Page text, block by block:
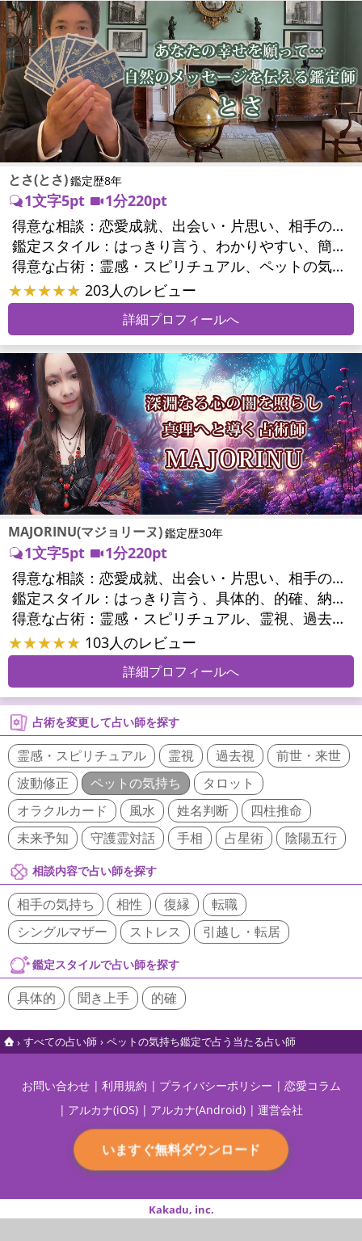
とさ(とさ)鑑定歴8年
1文字5pt
1分220pt
得意な相談：
恋愛成就、出会い・片思い、相手の気持ち、相性、縁結び、結婚、男心・女心、二人の今後、複雑な恋愛、三角関係、略奪愛、浮気、不倫、復活愛、復縁、離婚、同性愛・LGBT、人間関係、職場の人間関係、対人関係、仕事運、天職、転職、進路、就職、人生全般、経営相談、人事、夢、目標、ビジネスチャンス、ビジネスパートナー、パワーハラスメント、セクシャルハラスメント、家族関係、夫婦関係、家庭問題、夫婦問題、親族問題、育児・子育て、相続関係、美容、精神問題、心の問題、うつ、トラウマ、ストレス、いじめ、人生相談、ペットの気持ち、引越し・転居、開運指導、健康運、ご近所問題、縁切り
鑑定スタイル：
はっきり言う、わかりやすい、簡潔、具体的、的確、納得感、友達のように相談できる、とても話しやすい、じっくり聞いてくれる、愛にあふれ温かい、勇気をくれる、前向き・元気になれる、実力派
得意な占術：
霊感・スピリチュアル、ペットの気持ち、タロット、占星術、数秘術、易学、祈願、縁結び、縁切り、カウンセリング、オリジナル占術
★★★★★ 203人のレビュー
詳細プロフィールへ
MAJORINU(マジョリーヌ)鑑定歴30年
1文字5pt
1分220pt
得意な相談：
恋愛成就、出会い・片思い、相手の気持ち、相性、縁結び、結婚、男心・女心、二人の今後、複雑な恋愛、三角関係、略奪愛、浮気、不倫、復活愛、復縁、離婚、同性愛・LGBT、人間関係、職場の人間関係、対人関係、仕事運、適職、天職、転職、進路、就職、人生全般、使命、経営相談、人事、開業、夢、目標、ビジネスチャンス、ビジネスパートナー、パワーハラスメント、セクシャルハラスメント、家族関係、夫婦関係、家庭問題、夫婦問題、親族問題、育児・子育て、シングルマザー、ドメスティックバイオレンス、相続関係、精神問題、心の問題、うつ、トラウマ、ストレス、いじめ、人生相談、霊的問題、魂の本質、前世、ペットの気持ち、パワーストーン選択、引越し・転居、方位、健康運、金運、金銭トラブル、ご近所問題、縁切り
鑑定スタイル：
はっきり言う、具体的、的確、納得感、情報量が多い、友達のように相談できる、聞き上手、とても話しやすい、じっくり聞いてくれる、愛にあふれ温かい、深く濃厚、勇気をくれる、前向き・元気になれる、実力派
得意な占術：
霊感・スピリチュアル、霊視、過去視、未来予知、前世・来世、波動修正、オーラ、エネルギー調整、ソウルメイト、チャネリング、ペットの気持ち、タロット、オラクルカード、風水、姓名判断、九星気学、四柱推命、占星術、数秘術、カラー診断、易学、祈祷、祈願、縁結び、縁切り、ダウジング、ルーン、パワーストーン、カウンセリング、オリジナル占術、ルノルマンカード
★★★★★ 103人のレビュー
詳細プロフィールへ
占術を変更して占い師を探す
霊感・スピリチュアル 霊視 過去視
前世・来世
波動修正
ペットの気持ち
タロット
オラクルカード
風水 姓名判断
四柱推命
未来予知
守護霊対話 手相 占星術 陰陽五行
相談内容で占い師を探す
相手の気持ち 相性 復縁
転職
シングルマザー
ストレス 引越し・転居
鑑定スタイルで占い師を探す
具体的 聞き上手 的確
すべての占い師 ペットの気持ち鑑定で占う当たる占い師
お問い合わせ 利用規約 プライバシーポリシー
恋愛コラム
アルカナ(iOS)
アルカナ(Android) 運営会社
Kakadu, inc.
いますぐ無料ダウンロード